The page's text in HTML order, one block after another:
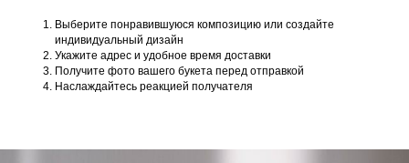
Выберите понравившуюся композицию или создайте
индивидуальный дизайн
Укажите адрес и удобное время доставки
Получите фото вашего букета перед отправкой
Наслаждайтесь реакцией получателя